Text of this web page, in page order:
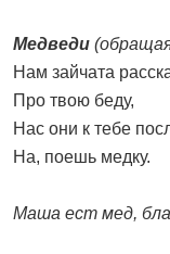
Медведи
Нам зайчата
Про твою беду,
Нас они к тебе
На, поешь медку.
Маша ест мед,